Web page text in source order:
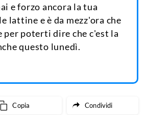
e forzo ancora la tua
lattine e è da mezz'ora che
per poterti dire che c'est la
questo lunedì.
Copia Condividi